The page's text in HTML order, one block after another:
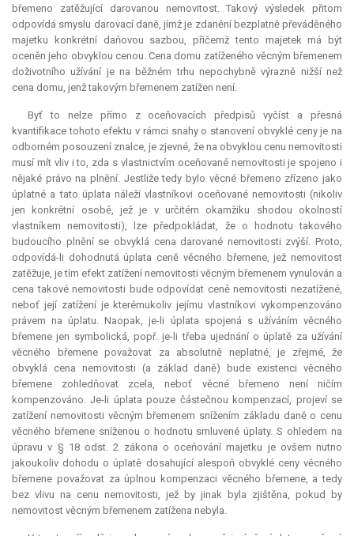
břemeno zatěžující darovanou nemovitost. Takový výsledek přitom
odpovídá smyslu darovací daně, jímž je zdanění bezplatně převáděného
majetku konkrétní daňovou sazbou, přičemž tento majetek má být
oceněn jeho obvyklou cenou. Cena domu zatíženého věcným břemenem
doživotního užívání je na běžném trhu nepochybně výrazně nižší než
cena domu, jenž takovým břemenem zatížen není.
Byť to nelze přímo z oceňovacích předpisů vyčíst a přesná
kvantifikace tohoto efektu v rámci snahy o stanovení obvyklé ceny je na
odborném posouzení znalce, je zjevné, že na obvyklou cenu nemovitosti
musí mít vliv i to, zda s vlastnictvím oceňované nemovitosti je spojeno i
nějaké právo na plnění. Jestliže tedy bylo věcné břemeno zřízeno jako
úplatné a tato úplata náleží vlastníkovi oceňované nemovitosti (nikoliv
jen konkrétní osobě, jež je v určitém okamžiku shodou okolností
vlastníkem nemovitosti), lze předpokládat, že o hodnotu takového
budoucího plnění se obvyklá cena darované nemovitosti zvýší. Proto,
odpovídá-li dohodnutá úplata ceně věcného břemene, jež nemovitost
zatěžuje, je tím efekt zatížení nemovitosti věcným břemenem vynulován a
cena takové nemovitosti bude odpovídat ceně nemovitosti nezatížené,
neboť její zatížení je kterémukoliv jejímu vlastníkovi vykompenzováno
právem na úplatu. Naopak, je-li úplata spojená s užíváním věcného
břemene jen symbolická, popř. je-li třeba ujednání o úplatě za užívání
věcného břemene považovat za absolutně neplatné, je zřejmé, že
obvyklá cena nemovitosti (a základ daně) bude existenci věcného
břemene zohledňovat zcela, neboť věcné břemeno není ničím
kompenzováno. Je-li úplata pouze částečnou kompenzací, projeví se
zatížení nemovitosti věcným břemenem snížením základu daně o cenu
věcného břemene sníženou o hodnotu smluvené úplaty. S ohledem na
úpravu v § 18 odst. 2 zákona o oceňování majetku je ovšem nutno
jakoukoliv dohodu o úplatě dosahující alespoň obvyklé ceny věcného
břemene považovat za úplnou kompenzaci věcného břemene, a tedy
bez vlivu na cenu nemovitosti, jež by jinak byla zjištěna, pokud by
nemovitost věcným břemenem zatížena nebyla.